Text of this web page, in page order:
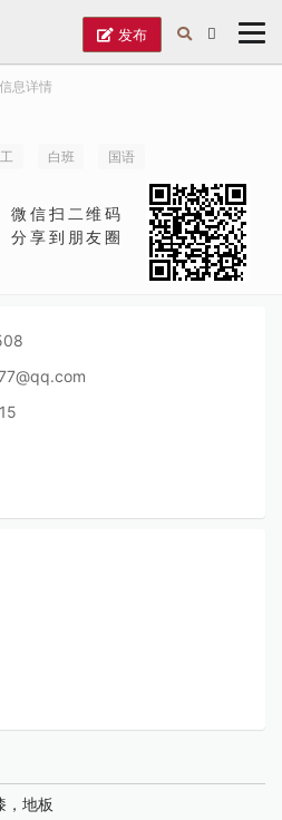
发布
息详情
白班
国语
微信扫二维码
分享到朋友圈
，地板